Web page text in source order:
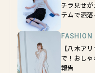
チラ見せ
テムで洒
FASHION
【八木ア
で！おし
報告